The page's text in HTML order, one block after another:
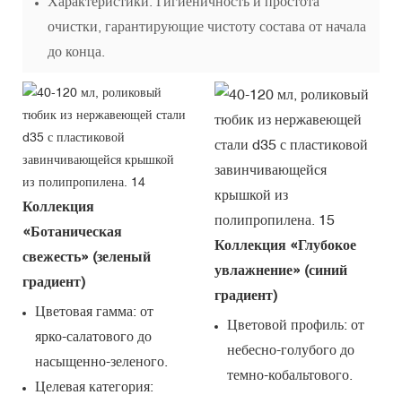
очистки, гарантирующие чистоту состава от начала
до конца.
Коллекция
«Ботаническая
свежесть» (зеленый
градиент)
Цветовая гамма: от
ярко-салатового до
насыщенно-зеленого.
Целевая категория:
Коллекция «Глубокое
увлажнение» (синий
градиент)
Цветовой профиль: от
небесно-голубого до
темно-кобальтового.